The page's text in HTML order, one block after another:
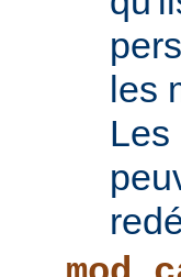
les
Les